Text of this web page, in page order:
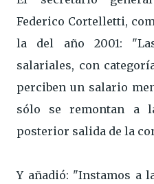
Federico Cortelletti,
la del año 2001:
salariales, con
perciben un salario
sólo se remontan a
posterior salida de la
Y añadió: "Instamos a